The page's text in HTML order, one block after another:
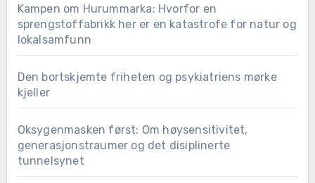
Kampen om Hurummarka: Hvorfor en
sprengstoffabrikk her er en katastrofe for natur og
lokalsamfunn
Den bortskjemte friheten og psykiatriens mørke
kjeller
Oksygenmasken først: Om høysensitivitet,
generasjonstraumer og det disiplinerte
tunnelsynet